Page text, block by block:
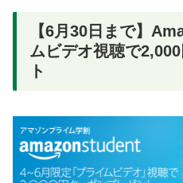
【6月30日まで】
ムビデオ視聴で
ト